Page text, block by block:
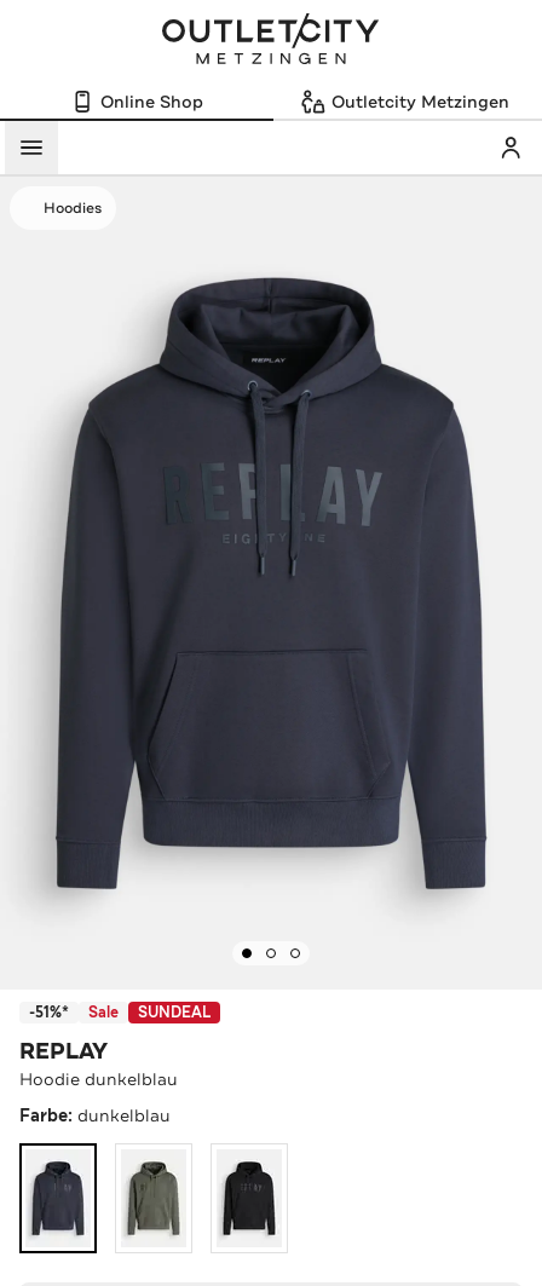
Online Shop Outletcity Metzingen
Menü
Hoodies
-51%* Sale SUNDEAL
REPLAY
Hoodie dunkelblau
Farbe: dunkelblau